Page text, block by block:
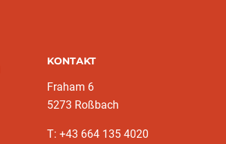
KONTAKT
Fraham 6
5273 Roßbach
T: +43 664 135 4020